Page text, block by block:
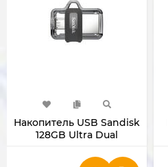
Накопитель USB Sandisk
128GB Ultra Dual
128G-G46